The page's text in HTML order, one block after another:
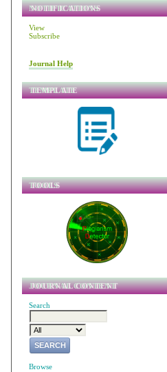
NOTIFICATIONS
View
Subscribe
Journal Help
TEMPLATE
TOOLS
JOURNAL CONTENT
Search
Browse